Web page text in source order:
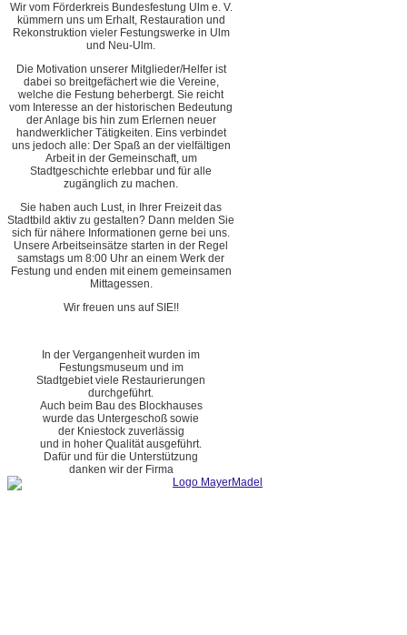
Wir vom Förderkreis Bundesfestung Ulm e. V.
kümmern uns um Erhalt, Restauration und
Rekonstruktion vieler Festungswerke in Ulm
und Neu-Ulm.
Die Motivation unserer Mitglieder/Helfer ist
dabei so breitgefächert wie die Vereine,
welche die Festung beherbergt. Sie reicht
vom Interesse an der historischen Bedeutung
der Anlage bis hin zum Erlernen neuer
handwerklicher Tätigkeiten. Eins verbindet
uns jedoch alle: Der Spaß an der vielfältigen
Arbeit in der Gemeinschaft, um
Stadtgeschichte erlebbar und für alle
zugänglich zu machen.
Sie haben auch Lust, in Ihrer Freizeit das
Stadtbild aktiv zu gestalten? Dann melden Sie
sich für nähere Informationen gerne bei uns.
Unsere Arbeitseinsätze starten in der Regel
samstags um 8:00 Uhr an einem Werk der
Festung und enden mit einem gemeinsamen
Mittagessen.
Wir freuen uns auf SIE!!
In der Vergangenheit wurden im
Festungsmuseum und im
Stadtgebiet viele Restaurierungen
durchgeführt.
Auch beim Bau des Blockhauses
wurde das Untergeschoß sowie
der Kniestock zuverlässig
und in hoher Qualität ausgeführt.
Dafür und für die Unterstützung
danken wir der Firma